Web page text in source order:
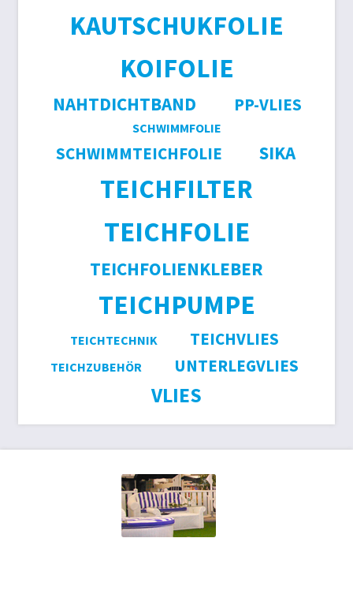
KAUTSCHUKFOLIE
KOIFOLIE
NAHTDICHTBAND PP-VLIES
SCHWIMMFOLIE
SCHWIMMTEICHFOLIE SIKA
TEICHFILTER
TEICHFOLIE
TEICHFOLIENKLEBER
TEICHPUMPE
TEICHTECHNIK TEICHVLIES
TEICHZUBEHÖR UNTERLEGVLIES
VLIES